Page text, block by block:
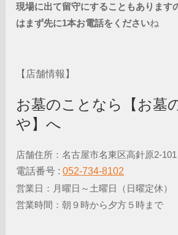
現場に出て留守にすることもあります
はまず先に1本お電話をくださいね
【店舗情報】
お墓のことなら【お墓
や】へ
店舗住所：名古屋市名東区高針原2-101
電話番号 :052-734-8102
営業日：月曜日～土曜日（日曜定
営業時間：朝９時から夕方５時まで